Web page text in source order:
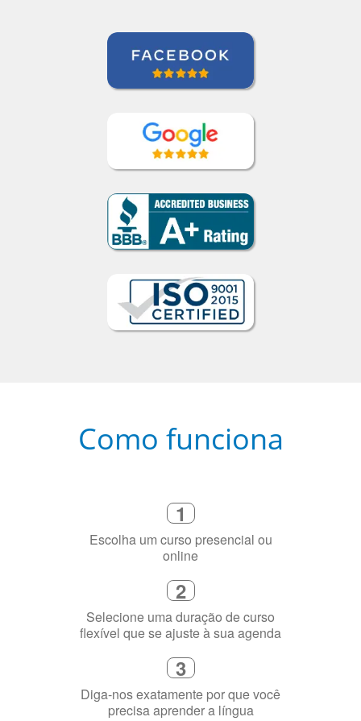
1
Escolha um curso presencial ou
online
2
Selecione uma duração de curso
flexível que se ajuste à sua agenda
3